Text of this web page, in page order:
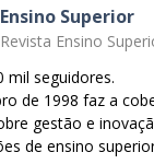
Ensino Superior
Revista Ensino
mil seguidores.
de 1998 faz a
gestão e
de ensino